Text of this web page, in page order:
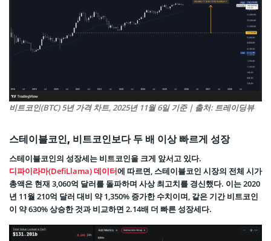
비트코인(BTC) 5년 가격 차트, 2025년 11월 6일 기준 | 출처: 트레이딩뷰
스테이블코인, 비트코인보다 두 배 이상 빠르게 성장
스테이블코인의 성장세는 비트코인을 크게 앞서고 있다.
디파이라마(DefiLlama) 데이터에 따르면, 스테이블코인 시장의 전체 시가
총액은 현재 3,060억 달러를 돌파하며 사상 최고치를 경신했다. 이는 2020
년 11월 210억 달러 대비 약 1,350% 증가한 수치이며, 같은 기간 비트코인
이 약 630% 상승한 것과 비교하면 2.14배 더 빠른 성장세다.